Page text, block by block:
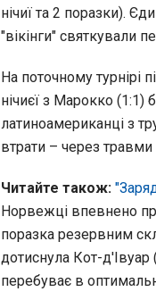
нічиї та 2 поразки).
"вікінги" святкували
На поточному турнірі
нічиєї з Марокко (1:1)
латиноамериканці з
втрати – через травми
Читайте також:
Норвежці впевнено
поразка резервним
дотиснула Кот-д'Івуар
перебуває в